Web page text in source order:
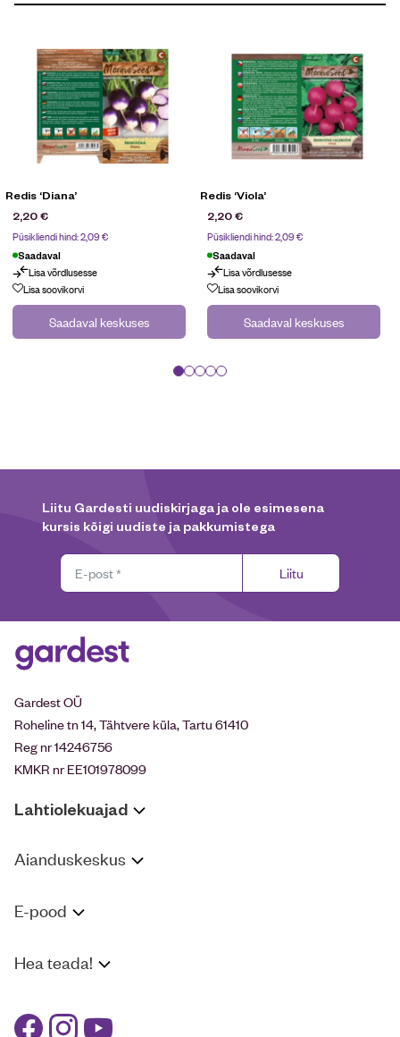
Redis ‘Diana’
2,20€
Püsikliendi hind:2,09€
Saadaval
Lisa võrdlusesse
Lisa soovikorvi
Saadaval keskuses
Redis ‘Viola’
2,20€
Püsikliendi hind:2,09€
Saadaval
Lisa võrdlusesse
Lisa soovikorvi
Saadaval keskuses
Liitu Gardesti uudiskirjaga ja ole esimesena
kursis kõigi uudiste ja pakkumistega
Liitu
Gardest OÜ
Roheline tn 14, Tähtvere küla, Tartu 61410
Reg nr 14246756
KMKR nr EE101978099
Lahtiolekuajad
Aianduskeskus
E-pood
Hea teada!